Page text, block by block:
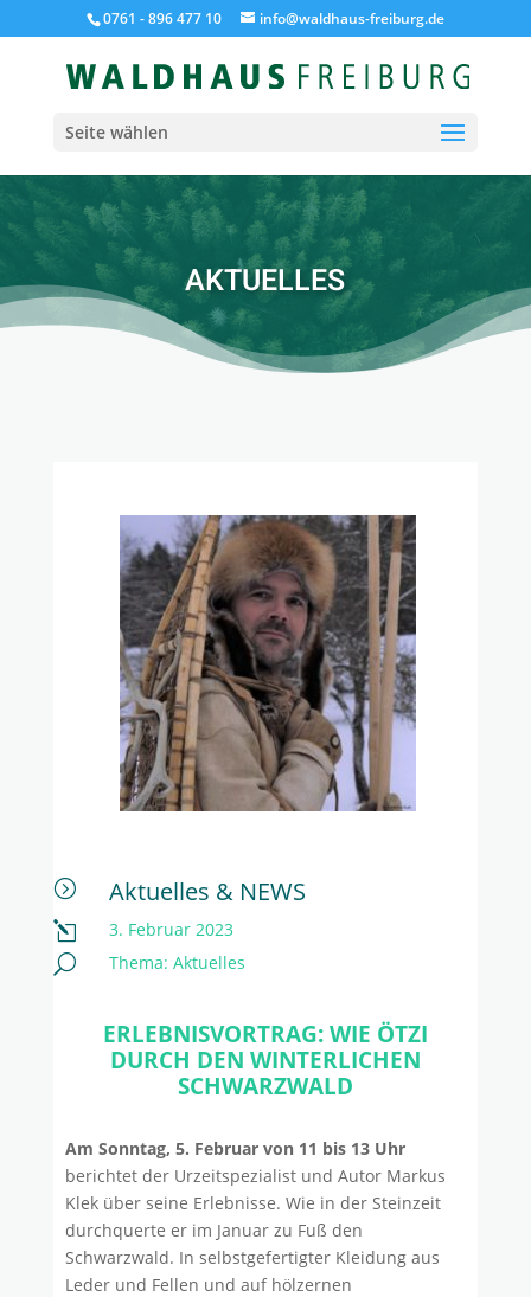
0761 - 896 477 10 info@waldhaus-freiburg.de
Seite wählen
AKTUELLES
= Aktuelles & NEWS
l
3. Februar 2023
U
Thema: Aktuelles
ERLEBNISVORTRAG: WIE ÖTZI
DURCH DEN WINTERLICHEN
SCHWARZWALD
Am Sonntag, 5. Februar von 11 bis 13 Uhr
berichtet der Urzeitspezialist und Autor Markus
Klek über seine Erlebnisse. Wie in der Steinzeit
durchquerte er im Januar zu Fuß den
Schwarzwald. In selbstgefertigter Kleidung aus
Leder und Fellen und auf hölzernen